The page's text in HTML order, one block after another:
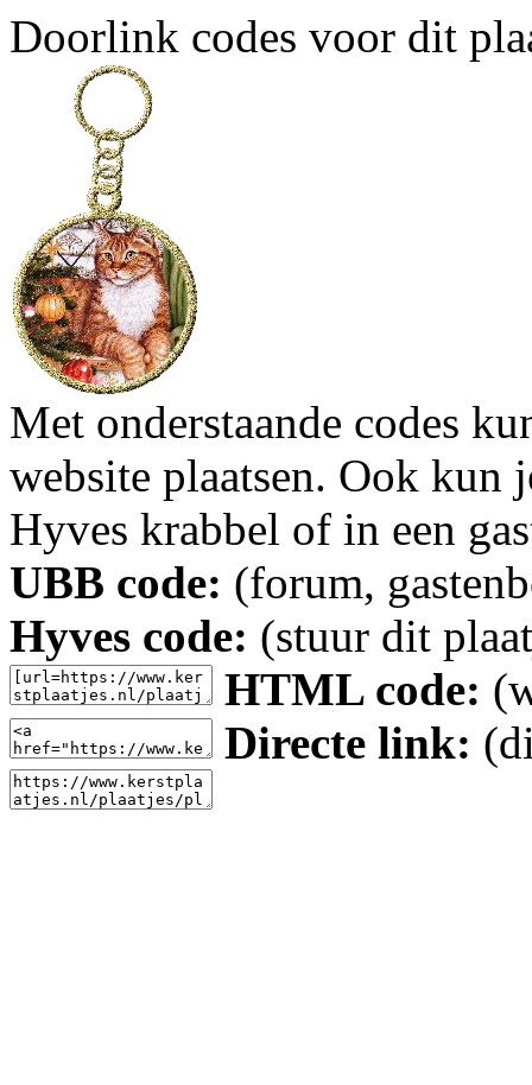
Doorlink codes voor dit
Met onderstaande codes
website plaatsen. Ook kun
Hyves krabbel of in een
UBB code: (forum,
Hyves code: (stuur dit
HTML code:
Directe link: